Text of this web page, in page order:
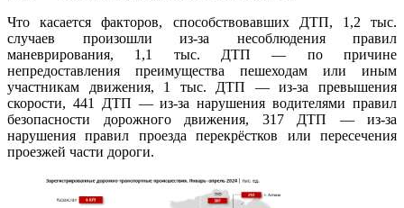
Что касается факторов, способствовавших ДТП, 1,2 тыс.
случаев произошли из-за несоблюдения правил
маневрирования, 1,1 тыс. ДТП — по причине
непредоставления преимущества пешеходам или иным
участникам движения, 1 тыс. ДТП — из-за превышения
скорости, 441 ДТП — из-за нарушения водителями правил
безопасности дорожного движения, 317 ДТП — из-за
нарушения правил проезда перекрёстков или пересечения
проезжей части дороги.